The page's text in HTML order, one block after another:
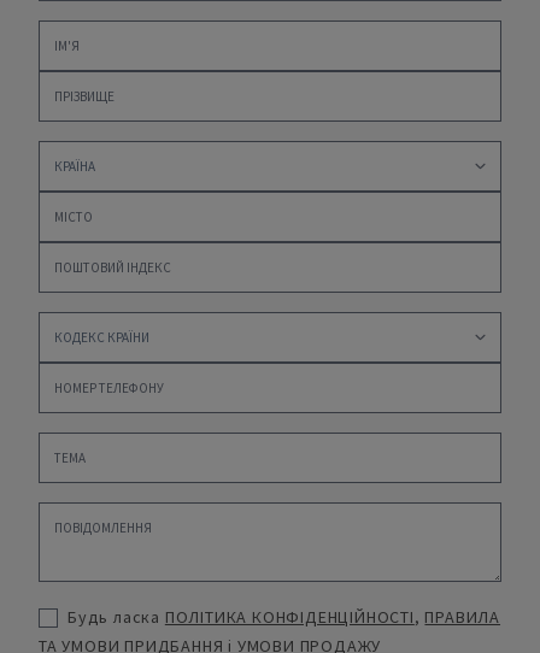
Будь ласка ПОЛІТИКА КОНФІДЕНЦІЙНОСТІ, ПРАВИЛА
ТА УМОВИ ПРИДБАННЯ і УМОВИ ПРОДАЖУ